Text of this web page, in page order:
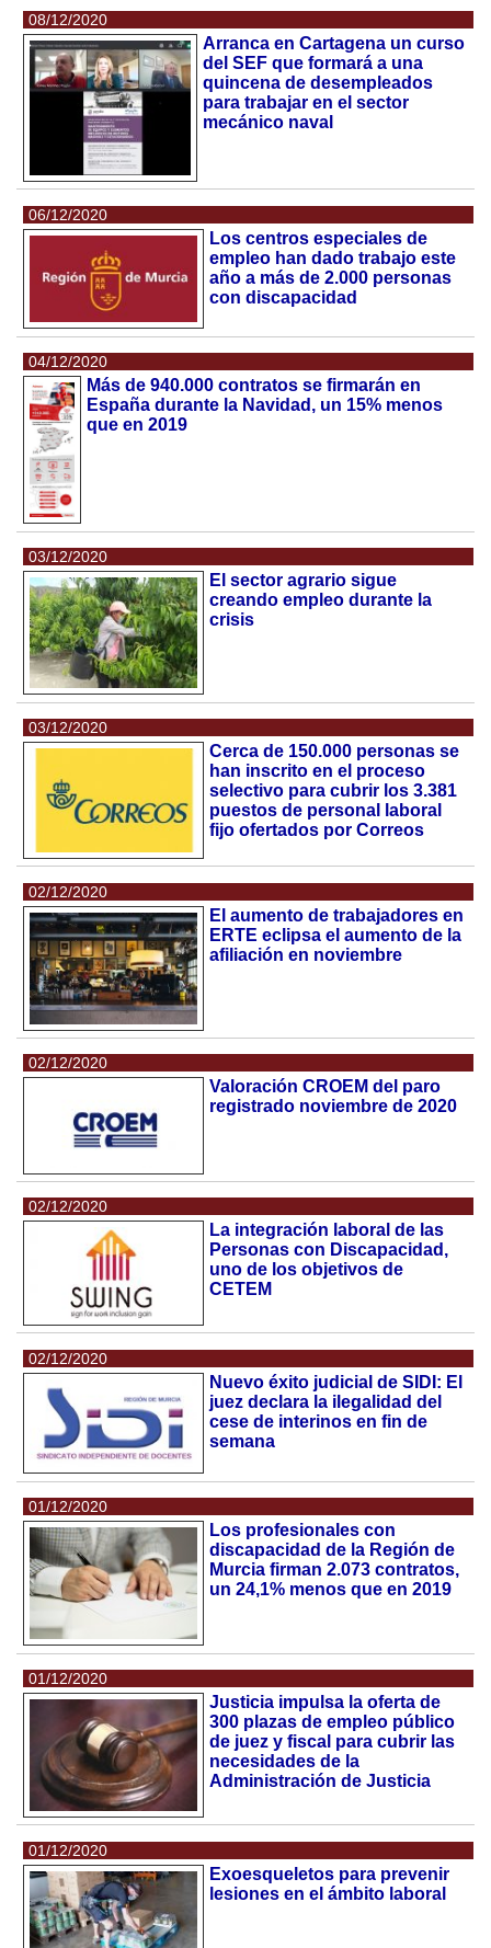
08/12/2020
Arranca en Cartagena un curso
del SEF que formará a una
quincena de desempleados
para trabajar en el sector
mecánico naval
06/12/2020
Los centros especiales de
empleo han dado trabajo este
año a más de 2.000 personas
con discapacidad
04/12/2020
Más de 940.000 contratos se firmarán en
España durante la Navidad, un 15% menos
que en 2019
03/12/2020
El sector agrario sigue
creando empleo durante la
crisis
03/12/2020
Cerca de 150.000 personas se
han inscrito en el proceso
selectivo para cubrir los 3.381
puestos de personal laboral
fijo ofertados por Correos
02/12/2020
El aumento de trabajadores en
ERTE eclipsa el aumento de la
afiliación en noviembre
02/12/2020
Valoración CROEM del paro
registrado noviembre de 2020
02/12/2020
La integración laboral de las
Personas con Discapacidad,
uno de los objetivos de
CETEM
02/12/2020
Nuevo éxito judicial de SIDI: El
juez declara la ilegalidad del
cese de interinos en fin de
semana
01/12/2020
Los profesionales con
discapacidad de la Región de
Murcia firman 2.073 contratos,
un 24,1% menos que en 2019
01/12/2020
Justicia impulsa la oferta de
300 plazas de empleo público
de juez y fiscal para cubrir las
necesidades de la
Administración de Justicia
01/12/2020
Exoesqueletos para prevenir
lesiones en el ámbito laboral